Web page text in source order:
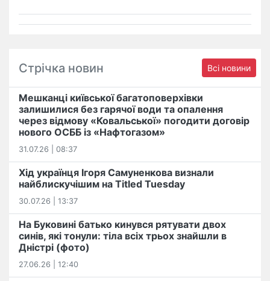
Стрічка новин Всі новини
Мешканці київської багатоповерхівки
залишилися без гарячої води та опалення
через відмову «Ковальської» погодити договір
нового ОСББ із «Нафтогазом»
31.07.26 | 08:37
Хід українця Ігоря Самуненкова визнали
найблискучішим на Titled Tuesday
30.07.26 | 13:37
На Буковині батько кинувся рятувати двох
синів, які тонули: тіла всіх трьох знайшли в
Дністрі (фото)
27.06.26 | 12:40